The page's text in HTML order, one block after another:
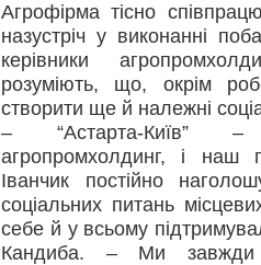
Агрофірма тісно
назустріч у виконанні
керівники
розуміють, що, окрім
створити ще й належні
– “Астарта-Київ” –
агропромхолдинг, і наш
Іванчик постійно
соціальних питань
себе й у всьому
Кандиба. – Ми завжди